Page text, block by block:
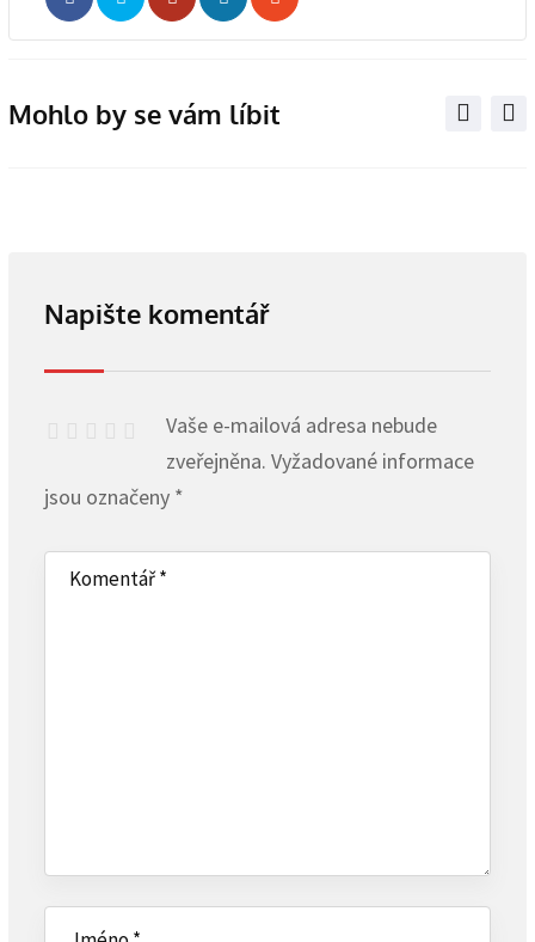
WhatsappShare
Print
Mohlo by se vám líbit
Napište komentář
Vaše e-mailová adresa nebude
zveřejněna. Vyžadované informace
jsou označeny *